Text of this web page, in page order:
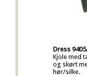
Dress
Kjole med
og skørt
hør/silke.